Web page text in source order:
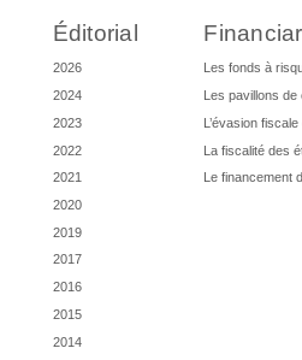
Éditorial
2026
2024
2023
2022
2021
2020
2019
2017
2016
2015
2014
Les fonds à
Les pavillons de
L’évasion
La fiscalité des
Le financement